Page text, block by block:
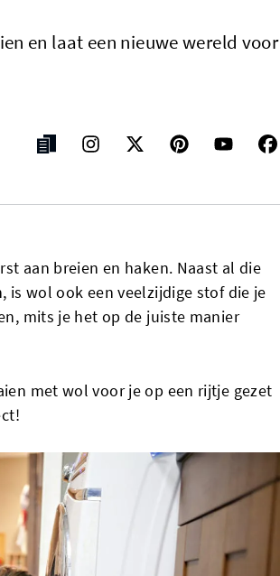
en laat een nieuwe wereld voor
aan breien en haken. Naast al die
is wol ook een veelzijdige stof die je
mits je het op de juiste manier
met wol voor je op een rijtje gezet